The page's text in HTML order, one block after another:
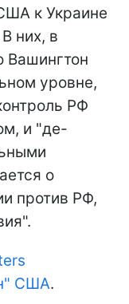
к Украине
них, в
Вашингтон
уровне,
РФ
и "де-
о
против РФ,
США.